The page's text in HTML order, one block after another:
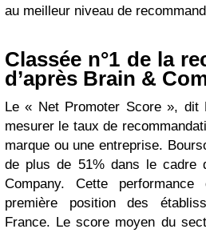
au meilleur niveau de
Classée n°1 de la
d’après Brain &
Le « Net Promoter Score », dit
mesurer le taux de
marque ou une entreprise.
de plus de 51% dans le cadre
Company. Cette
première position des
France. Le score moyen du